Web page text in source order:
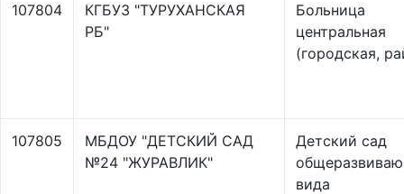
107804
КГБУЗ "ТУРУХАНСКАЯ
РБ"
Больница
центральная
(городская,
107805
МБДОУ "ДЕТСКИЙ САД
№24 "ЖУРАВЛИК"
Детский сад
вида